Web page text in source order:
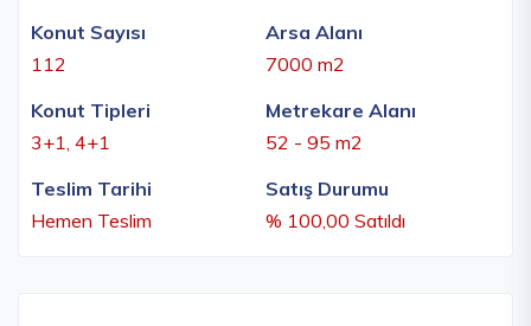
Konut Sayısı
112
Arsa Alanı
7000 m2
Konut Tipleri
3+1, 4+1
Metrekare Alanı
52 - 95 m2
Teslim Tarihi
Hemen Teslim
Satış Durumu
% 100,00 Satıldı